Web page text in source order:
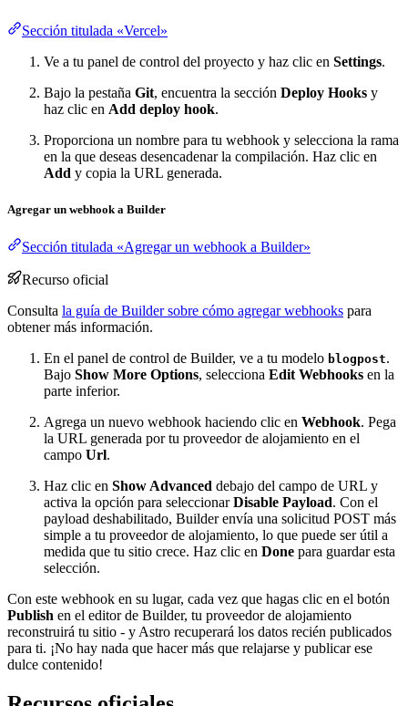
Sección titulada «Vercel»
Ve a tu panel de control del proyecto y haz clic en Settings.
Bajo la pestaña Git, encuentra la sección Deploy Hooks y
haz clic en Add deploy hook.
Proporciona un nombre para tu webhook y selecciona la rama
en la que deseas desencadenar la compilación. Haz clic en
Add y copia la URL generada.
Agregar un webhook a Builder
Sección titulada «Agregar un webhook a Builder»
Recurso oficial
Consulta la guía de Builder sobre cómo agregar webhooks para
obtener más información.
En el panel de control de Builder, ve a tu modelo blogpost.
Bajo Show More Options, selecciona Edit Webhooks en la
parte inferior.
Agrega un nuevo webhook haciendo clic en Webhook. Pega
la URL generada por tu proveedor de alojamiento en el
campo Url.
Haz clic en Show Advanced debajo del campo de URL y
activa la opción para seleccionarDisable Payload. Con el
payload deshabilitado, Builder envía una solicitud POST más
simple a tu proveedor de alojamiento, lo que puede ser útil a
medida que tu sitio crece. Haz clic en Done para guardar esta
selección.
Con este webhook en su lugar, cada vez que hagas clic en el botón
Publish en el editor de Builder, tu proveedor de alojamiento
reconstruirá tu sitio - y Astro recuperará los datos recién publicados
para ti. ¡No hay nada que hacer más que relajarse y publicar ese
dulce contenido!